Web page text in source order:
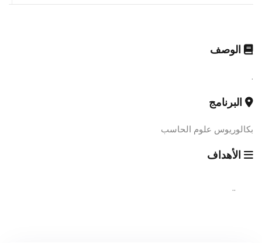
الوصف
.
البرنامج
بكالوريوس علوم الحاسب
الأهداف
..